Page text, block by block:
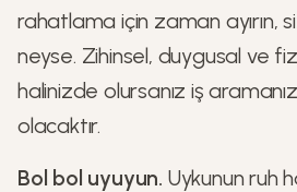
rahatlama için zaman ayırın,
neyse. Zihinsel, duygusal ve
halinizde olursanız iş
olacaktır.
Bol bol uyuyun. Uykunun ruh